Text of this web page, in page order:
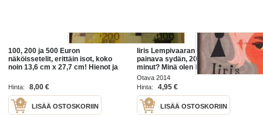
100, 200 ja 500 Euron
näköissetelit, erittäin isot, koko
noin 13,6 cm x 27,7 cm! Hienot ja
näitä myös yksittäin.
Hinta: 8,00 €
LISÄÄ OSTOSKORIIN
Iiris Lempivaaran levoton ja
painava sydän, 2014.“Näettekö
minut? Minä olen Iiris Lempivaara,
minulla on levoton ja painava
sydän, ja sen lisäksi
Otava 2014
Hinta:
4,95 €
LISÄÄ OSTOSKORIIN